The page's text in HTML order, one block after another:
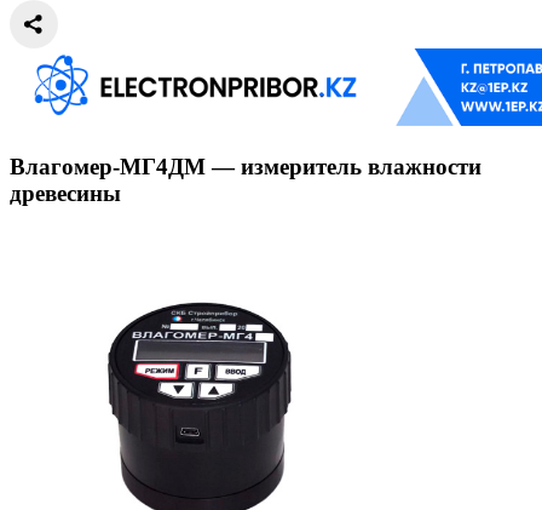
Влагомер-МГ4ДМ — измеритель влажности
древесины